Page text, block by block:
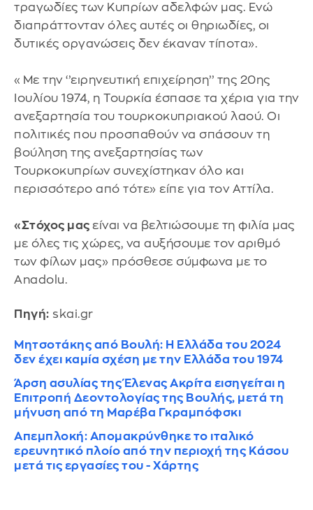
τραγωδίες των Κυπρίων αδελφών μας. Ενώ
διαπράττονταν όλες αυτές οι θηριωδίες, οι
δυτικές οργανώσεις δεν έκαναν τίποτα».
«Με την ‘’ειρηνευτική επιχείρηση’’ της 20ης
Ιουλίου 1974, η Τουρκία έσπασε τα χέρια για την
ανεξαρτησία του τουρκοκυπριακού λαού. Οι
πολιτικές που προσπαθούν να σπάσουν τη
βούληση της ανεξαρτησίας των
Τουρκοκυπρίων συνεχίστηκαν όλο και
περισσότερο από τότε» είπε για τον Αττίλα.
«Στόχος μας είναι να βελτιώσουμε τη φιλία μας
με όλες τις χώρες, να αυξήσουμε τον αριθμό
των φίλων μας» πρόσθεσε σύμφωνα με το
Anadolu.
Πηγή: skai.gr
Μητσοτάκης από Βουλή: Η Ελλάδα του 2024
δεν έχει καμία σχέση με την Ελλάδα του 1974
Άρση ασυλίας της Έλενας Ακρίτα εισηγείται η
Επιτροπή Δεοντολογίας της Βουλής, μετά τη
μήνυση από τη Μαρέβα Γκραμπόφσκι
Απεμπλοκή: Απομακρύνθηκε το ιταλικό
ερευνητικό πλοίο από την περιοχή της Κάσου
μετά τις εργασίες του - Χάρτης